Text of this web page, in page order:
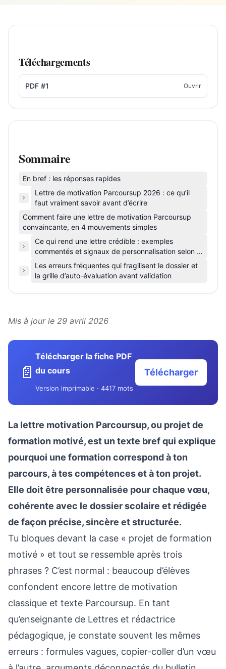
Téléchargements
PDF #1 Ouvrir
Sommaire
En bref : les réponses rapides
Lettre de motivation Parcoursup 2026 : ce qu’il
faut vraiment savoir avant d’écrire
Comment faire une lettre de motivation Parcoursup
convaincante, en 4 mouvements simples
Ce qui rend une lettre crédible : exemples
commentés et signaux de personnalisation selon la
filière
Les erreurs fréquentes qui fragilisent le dossier et
la grille d’auto-évaluation avant validation
Mis à jour le 29 avril 2026
📄
Télécharger la fiche PDF
du cours
Version imprimable · 4417 mots
Télécharger
La lettre motivation Parcoursup, ou projet de
formation motivé, est un texte bref qui explique
pourquoi une formation correspond à ton
parcours, à tes compétences et à ton projet.
Elle doit être personnalisée pour chaque vœu,
cohérente avec le dossier scolaire et rédigée
de façon précise, sincère et structurée.
Tu bloques devant la case « projet de formation
motivé » et tout se ressemble après trois
phrases ? C’est normal : beaucoup d’élèves
confondent encore lettre de motivation
classique et texte Parcoursup. En tant
qu’enseignante de Lettres et rédactrice
pédagogique, je constate souvent les mêmes
erreurs : formules vagues, copier-coller d’un vœu